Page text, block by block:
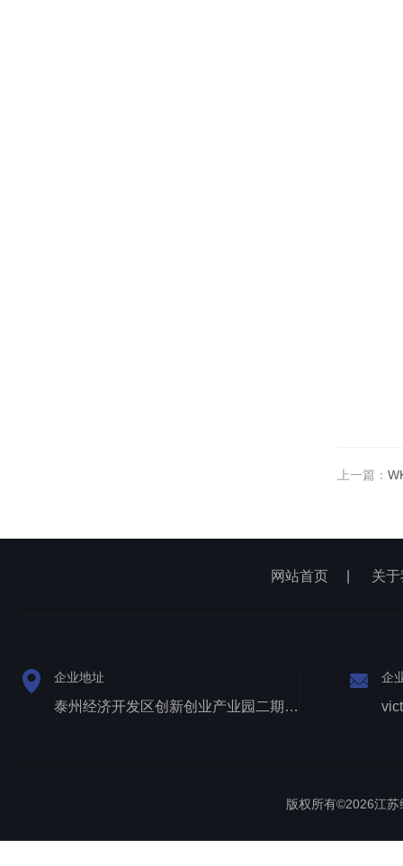
上一篇：
网站首页 关
企业地址
泰州经济开发区创新创业产业园二期1号厂房西侧三层
企
版权所有©2026江